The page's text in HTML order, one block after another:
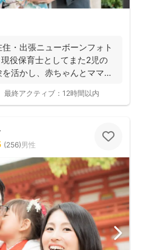
・出張ニューボーンフォト
役保育士としてまた2児の
活かし、赤ちゃんとママの
最終アクティブ： 12時間以内
(256)男性